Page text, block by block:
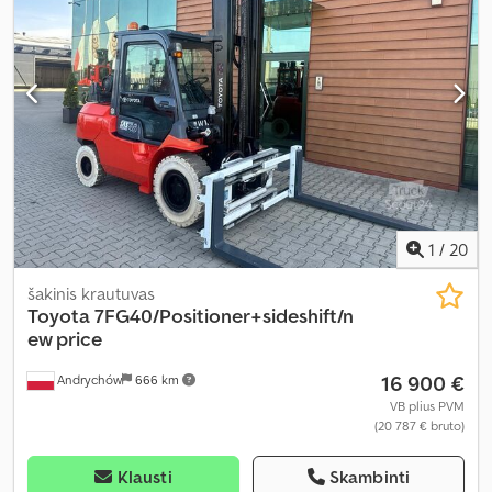
1 / 20
Andrychów 666 km
šakinis krautuvas
Toyota7FG40/Positioner+sideshift/n
ew price
16 900 €
VB plius PVM
(20 787 € bruto)
Klausti Skambinti